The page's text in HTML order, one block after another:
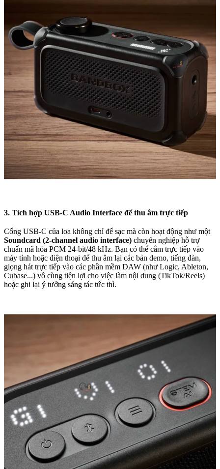
3. Tích hợp USB-C Audio Interface để thu âm trực tiếp
Cổng USB-C của loa không chỉ để sạc mà còn hoạt động như một
Soundcard (2-channel audio interface) chuyên nghiệp hỗ trợ
chuẩn mã hóa PCM 24-bit/48 kHz. Bạn có thể cắm trực tiếp vào
máy tính hoặc điện thoại để thu âm lại các bản demo, tiếng đàn,
giọng hát trực tiếp vào các phần mềm DAW (như Logic, Ableton,
Cubase...) vô cùng tiện lợi cho việc làm nội dung (TikTok/Reels)
hoặc ghi lại ý tưởng sáng tác tức thì.